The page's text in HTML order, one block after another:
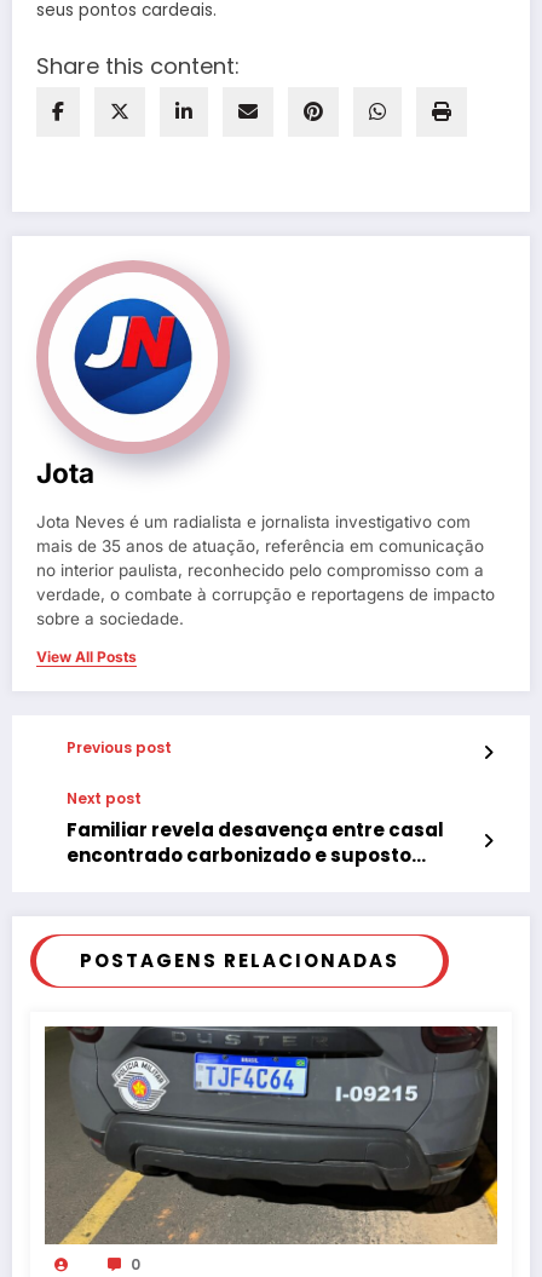
seus pontos cardeais.
Share this content:
Jota
Jota Neves é um radialista e jornalista investigativo com
mais de 35 anos de atuação, referência em comunicação
no interior paulista, reconhecido pelo compromisso com a
verdade, o combate à corrupção e reportagens de impacto
sobre a sociedade.
View All Posts
Previous post
Next post
Familiar revela desavença entre casal
encontrado carbonizado e suposto
POSTAGENS RELACIONADAS
0